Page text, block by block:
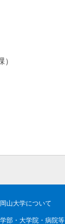
岡山大学について
学部・大学院・病院等